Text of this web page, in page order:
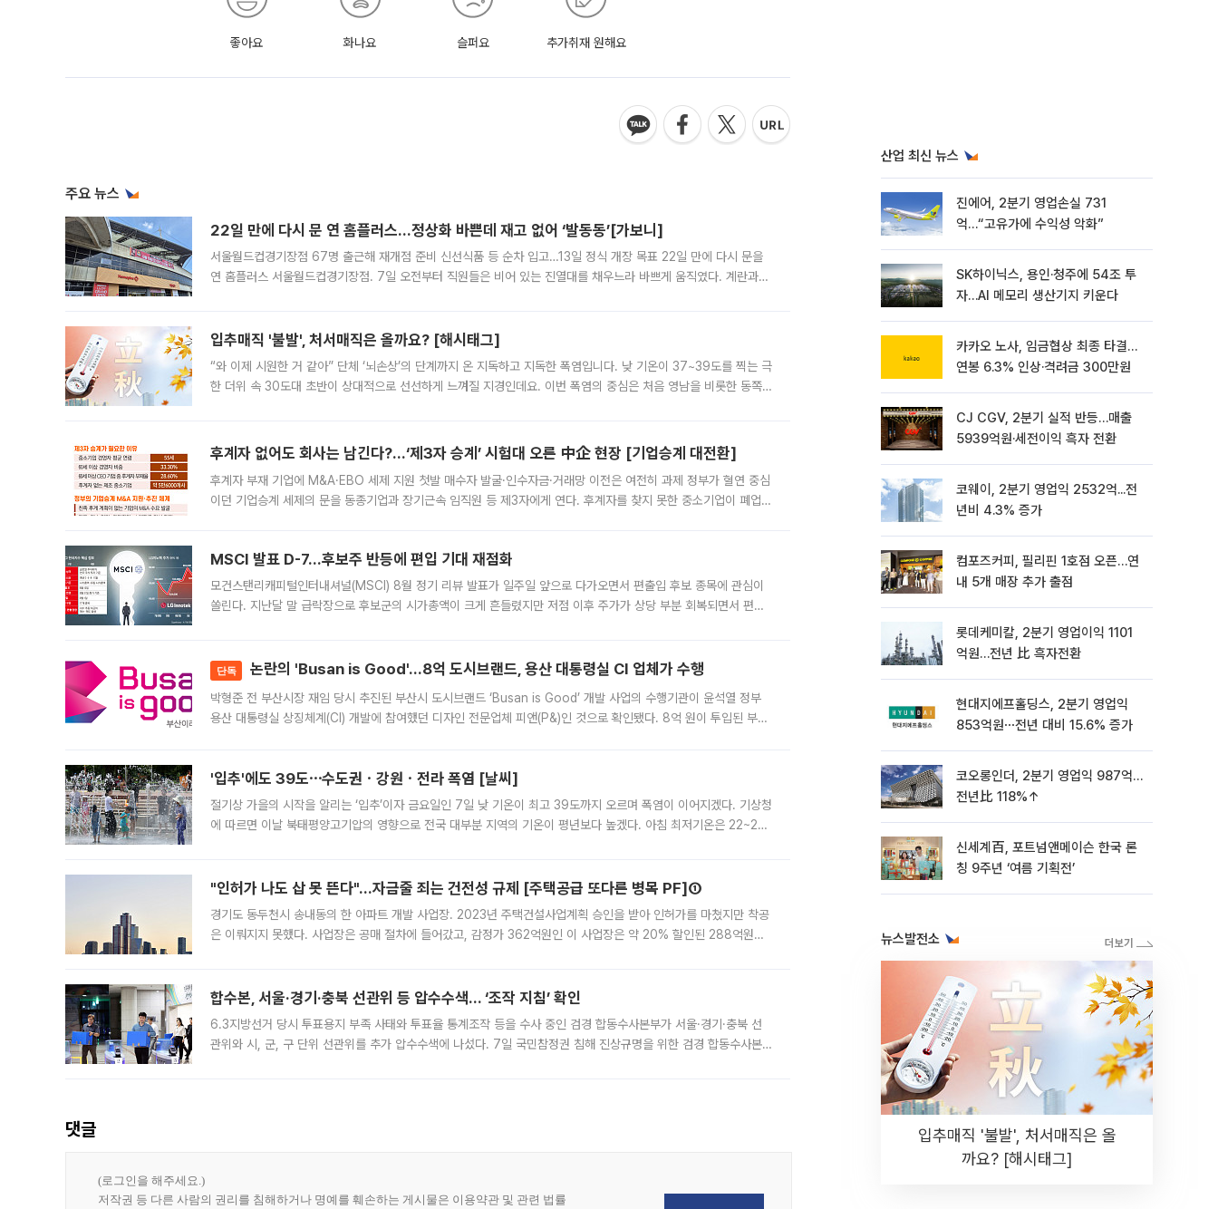
좋아요 화나요 슬퍼요 추가취재 원해요
주요 뉴스
22일 만에 다시 문 연 홈플러스…정상화 바쁜데 재고 없어 ‘발동동’[가보니]
서울월드컵경기장점 67명 출근해 재개점 준비 신선식품 등 순차 입고…13일 정식 개장 목표 22일 만에 다시 문을
연 홈플러스 서울월드컵경기장점. 7일 오전부터 직원들은 비어 있는 진열대를 채우느라 바쁘게 움직였다. 계란과
입추매직 '불발', 처서매직은 올까요? [해시태그]
“와 이제 시원한 거 같아” 단체 ‘뇌손상’의 단계까지 온 지독하고 지독한 폭염입니다. 낮 기온이 37~39도를 찍는 극
한 더위 속 30도대 초반이 상대적으로 선선하게 느껴질 지경인데요. 이번 폭염의 중심은 처음 영남을 비롯한 동쪽
후계자 없어도 회사는 남긴다?…‘제3자 승계’ 시험대 오른 中企 현장 [기업승계 대전환]
후계자 부재 기업에 M&A·EBO 세제 지원 첫발 매수자 발굴·인수자금·거래망 이전은 여전히 과제 정부가 혈연 중심
이던 기업승계 세제의 문을 동종기업과 장기근속 임직원 등 제3자에게 연다. 후계자를 찾지 못한 중소기업이 폐업
MSCI 발표 D-7…후보주 반등에 편입 기대 재점화
모건스탠리캐피털인터내셔널(MSCI) 8월 정기 리뷰 발표가 일주일 앞으로 다가오면서 편출입 후보 종목에 관심이
쏠린다. 지난달 말 급락장으로 후보군의 시가총액이 크게 흔들렸지만 저점 이후 주가가 상당 부분 회복되면서 편입
단독 논란의 'Busan is Good'…8억 도시브랜드, 용산 대통령실 CI 업체가 수행
박형준 전 부산시장 재임 당시 추진된 부산시 도시브랜드 ‘Busan is Good’ 개발 사업의 수행기관이 윤석열 정부
용산 대통령실 상징체계(CI) 개발에 참여했던 디자인 전문업체 피앤(P&)인 것으로 확인됐다. 8억 원이 투입된 부산
'입추'에도 39도⋯수도권ㆍ강원ㆍ전라 폭염 [날씨]
절기상 가을의 시작을 알리는 ‘입추’이자 금요일인 7일 낮 기온이 최고 39도까지 오르며 폭염이 이어지겠다. 기상청
에 따르면 이날 북태평양고기압의 영향으로 전국 대부분 지역의 기온이 평년보다 높겠다. 아침 최저기온은 22~27
"인허가 나도 삽 못 뜬다"…자금줄 죄는 건전성 규제 [주택공급 또다른 병목 PF]①
경기도 동두천시 송내동의 한 아파트 개발 사업장. 2023년 주택건설사업계획 승인을 받아 인허가를 마쳤지만 착공
은 이뤄지지 못했다. 사업장은 공매 절차에 들어갔고, 감정가 362억원인 이 사업장은 약 20% 할인된 288억원에
합수본, 서울·경기·충북 선관위 등 압수수색… ‘조작 지침’ 확인
6.3지방선거 당시 투표용지 부족 사태와 투표율 통계조작 등을 수사 중인 검경 합동수사본부가 서울·경기·충북 선
관위와 시, 군, 구 단위 선관위를 추가 압수수색에 나섰다. 7일 국민참정권 침해 진상규명을 위한 검경 합동수사본
댓글
산업 최신 뉴스
진에어, 2분기 영업손실 731
억…“고유가에 수익성 악화”
SK하이닉스, 용인·청주에 54조 투
자…AI 메모리 생산기지 키운다
카카오 노사, 임금협상 최종 타결…
연봉 6.3% 인상·격려금 300만원
CJ CGV, 2분기 실적 반등…매출
5939억원·세전이익 흑자 전환
코웨이, 2분기 영업익 2532억...전
년비 4.3% 증가
컴포즈커피, 필리핀 1호점 오픈…연
내 5개 매장 추가 출점
롯데케미칼, 2분기 영업이익 1101
억원…전년 比 흑자전환
현대지에프홀딩스, 2분기 영업익
853억원⋯전년 대비 15.6% 증가
코오롱인더, 2분기 영업익 987억…
전년比 118%↑
신세계百, 포트넘앤메이슨 한국 론
칭 9주년 ‘여름 기획전’
뉴스발전소
입추매직 '불발', 처서매직은 올
까요? [해시태그]